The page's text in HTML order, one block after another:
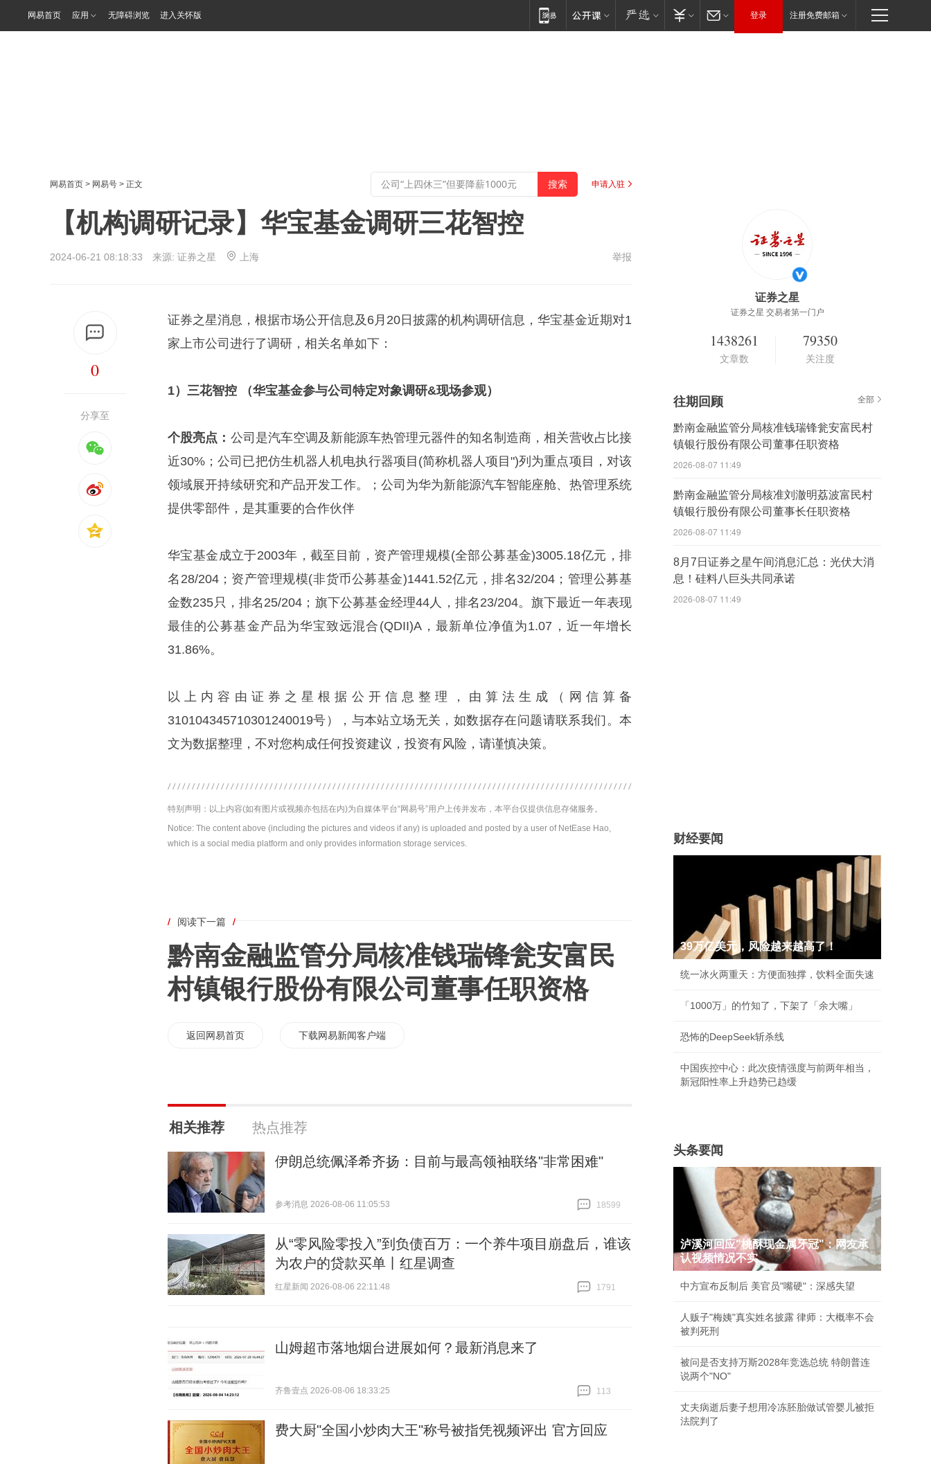
网易首页 应用 无障碍浏览 进入关怀版 登录 注册免费邮箱
网易首页 > 网易号 > 正文 申请入驻
【机构调研记录】华宝基金调研三花智控
2024-06-21 08:18:33 来源: 证券之星 上海 举报
0
分享至
证券之星消息，根据市场公开信息及6月20日披露的机构调研信息，华宝基金近期对1
家上市公司进行了调研，相关名单如下：
1）三花智控 （华宝基金参与公司特定对象调研&现场参观）
个股亮点： 公司是汽车空调及新能源车热管理元器件的知名制造商，相关营收占比接
近30%；公司已把仿生机器人机电执行器项目(简称机器人项目")列为重点项目，对该
领域展开持续研究和产品开发工作。；公司为华为新能源汽车智能座舱、热管理系统
提供零部件，是其重要的合作伙伴
华宝基金成立于2003年，截至目前，资产管理规模(全部公募基金)3005.18亿元，排
名28/204；资产管理规模(非货币公募基金)1441.52亿元，排名32/204；管理公募基
金数235只，排名25/204；旗下公募基金经理44人，排名23/204。旗下最近一年表现
最佳的公募基金产品为华宝致远混合(QDII)A，最新单位净值为1.07，近一年增长
31.86%。
以上内容由证券之星根据公开信息整理，由算法生成（网信算备
310104345710301240019号），与本站立场无关，如数据存在问题请联系我们。本
文为数据整理，不对您构成任何投资建议，投资有风险，请谨慎决策。
特别声明：以上内容(如有图片或视频亦包括在内)为自媒体平台“网易号”用户上传并发布，本平台仅提供信息存储服务。
Notice: The content above (including the pictures and videos if any) is uploaded and posted by a user of NetEase Hao,
which is a social media platform and only provides information storage services.
/ 阅读下一篇 /
黔南金融监管分局核准钱瑞锋瓮安富民
村镇银行股份有限公司董事任职资格
返回网易首页 下载网易新闻客户端
相关推荐 热点推荐
伊朗总统佩泽希齐扬：目前与最高领袖联络"非常困难"
参考消息 2026-08-06 11:05:53
18599
从“零风险零投入”到负债百万：一个养牛项目崩盘后，谁该
为农户的贷款买单丨红星调查
红星新闻 2026-08-06 22:11:48
1791
山姆超市落地烟台进展如何？最新消息来了
齐鲁壹点 2026-08-06 18:33:25
113
费大厨"全国小炒肉大王"称号被指凭视频评出 官方回应
证券之星
证券之星 交易者第一门户
1438261
文章数
79350
关注度
往期回顾 全部
黔南金融监管分局核准钱瑞锋瓮安富民村
镇银行股份有限公司董事任职资格
2026-08-07 11:49
黔南金融监管分局核准刘澈明荔波富民村
镇银行股份有限公司董事长任职资格
2026-08-07 11:49
8月7日证券之星午间消息汇总：光伏大消
息！硅料八巨头共同承诺
2026-08-07 11:49
财经要闻
39万亿美元，风险越来越高了！
统一冰火两重天：方便面独撑，饮料全面失速
「1000万」的竹知了，下架了「余大嘴」
恐怖的DeepSeek斩杀线
中国疾控中心：此次疫情强度与前两年相当，
新冠阳性率上升趋势已趋缓
头条要闻
泸溪河回应"桃酥现金属牙冠"：网友承
认视频情况不实
中方宣布反制后 美官员"嘴硬"：深感失望
人贩子"梅姨"真实姓名披露 律师：大概率不会
被判死刑
被问是否支持万斯2028年竞选总统 特朗普连
说两个"NO"
丈夫病逝后妻子想用冷冻胚胎做试管婴儿被拒
法院判了